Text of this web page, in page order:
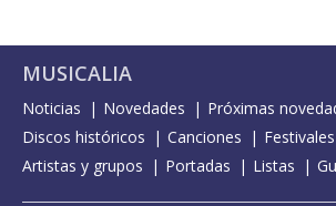
MUSICALIA
Noticias Novedades
Próximas
Discos históricos
Canciones Festivales
Artistas y grupos
Portadas Listas